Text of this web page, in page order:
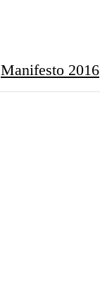
Manifesto 2016